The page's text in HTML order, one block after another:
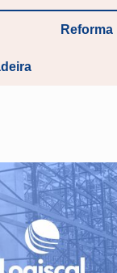
Reforma